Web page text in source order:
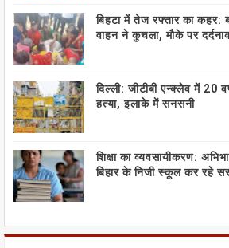
बिहटा में तेज रफ्तार का कहर:
वाहन ने कुचला, मौके पर
दिल्ली: जीटीबी एन्क्लेव में 20
हत्या, इलाके में सनसनी
शिक्षा का व्यवसायीकरण:
बिहार के निजी स्कूल कर रहे